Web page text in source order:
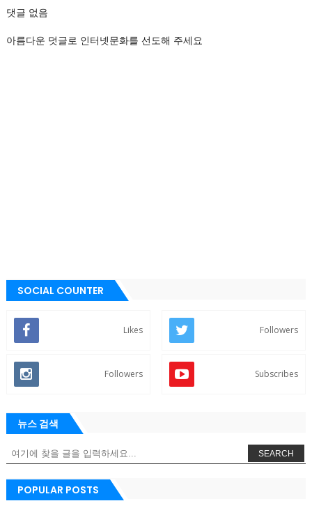
댓글 없음
아름다운 덧글로 인터넷문화를 선도해 주세요
SOCIAL COUNTER
Likes Followers
Followers Subscribes
뉴스 검색
SEARCH
POPULAR POSTS